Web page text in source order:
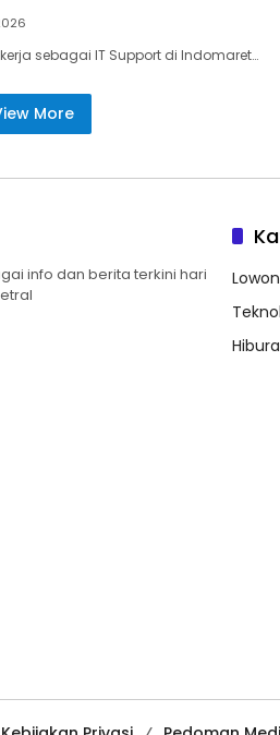
sebagai IT Support di Indomaret…
More
info dan berita terkini hari